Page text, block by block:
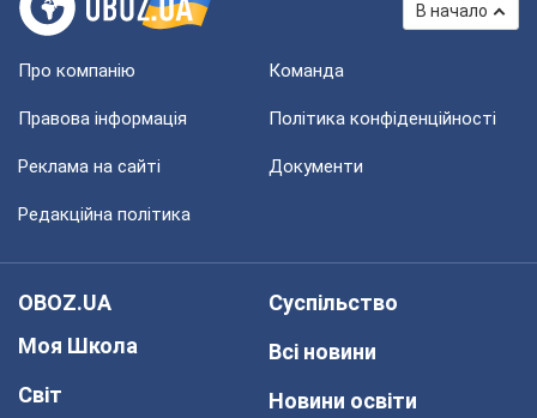
В начало
Про компанію Команда
Правова інформація Політика конфіденційності
Реклама на сайті Документи
Редакційна політика
OBOZ.UA
Моя Школа
Світ
Суспільство
Всі новини
Новини освіти